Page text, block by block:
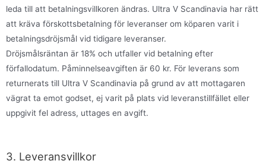
leda till att betalningsvillkoren ändras. Ultra V Scandinavia har rätt
att kräva förskottsbetalning för leveranser om köparen varit i
betalningsdröjsmål vid tidigare leveranser.
Dröjsmålsräntan är 18% och utfaller vid betalning efter
förfallodatum. Påminnelseavgiften är 60 kr. För leverans som
returnerats till Ultra V Scandinavia på grund av att mottagaren
vägrat ta emot godset, ej varit på plats vid leveranstillfället eller
uppgivit fel adress, uttages en avgift.
3. Leveransvillkor